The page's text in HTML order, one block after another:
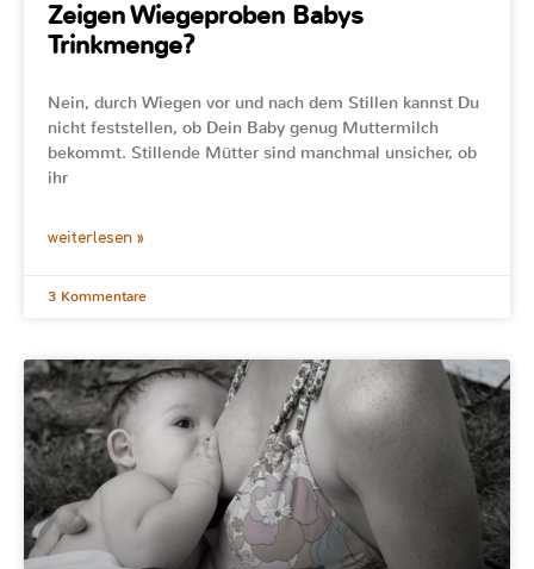
Zeigen Wiegeproben Babys
Trinkmenge?
Nein, durch Wiegen vor und nach dem Stillen kannst Du
nicht feststellen, ob Dein Baby genug Muttermilch
bekommt. Stillende Mütter sind manchmal unsicher, ob
ihr
weiterlesen »
3 Kommentare